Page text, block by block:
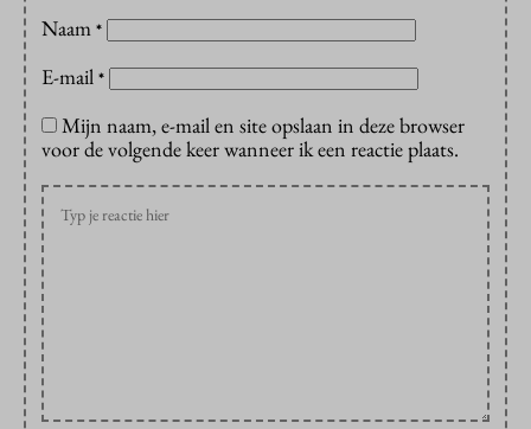
Naam *
E-mail *
Mijn naam, e-mail en site opslaan in deze browser
voor de volgende keer wanneer ik een reactie plaats.